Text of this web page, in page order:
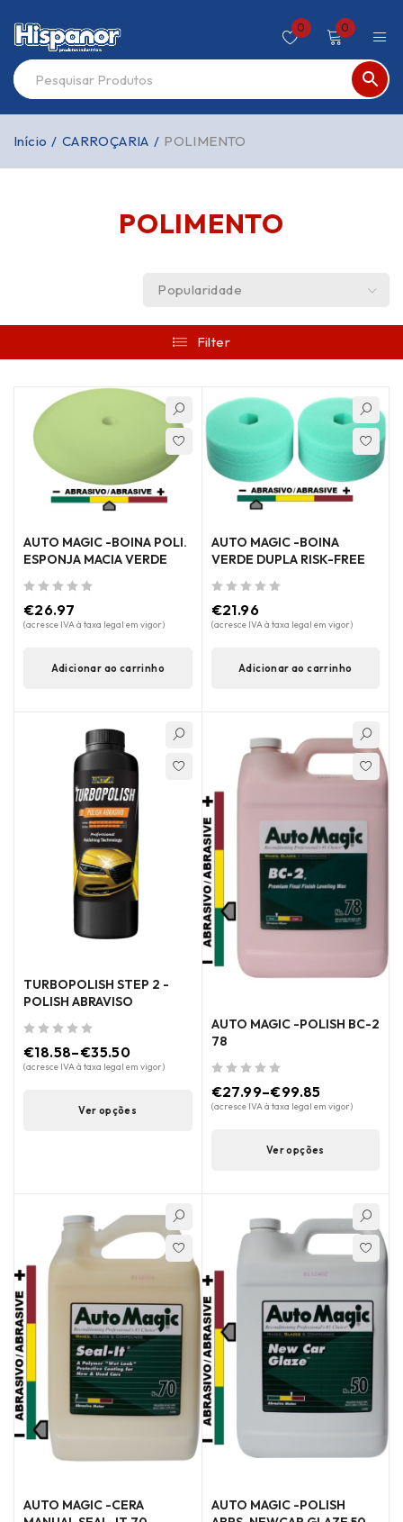
0 0
POLIMENTO
Início / CARROÇARIA / POLIMENTO
Popularidade
Filter
AUTO MAGIC -BOINA POLI.
ESPONJA MACIA VERDE
€26.97
(acresce IVA à taxa legal em vigor)
Adicionar ao carrinho
AUTO MAGIC -BOINA
VERDE DUPLA RISK-FREE
€21.96
(acresce IVA à taxa legal em vigor)
Adicionar ao carrinho
TURBOPOLISH STEP 2 -
POLISH ABRAVISO
€18.58–€35.50
(acresce IVA à taxa legal em vigor)
Ver opções
AUTO MAGIC -POLISH BC-2
78
€27.99–€99.85
(acresce IVA à taxa legal em vigor)
Ver opções
AUTO MAGIC -CERA
AUTO MAGIC -POLISH